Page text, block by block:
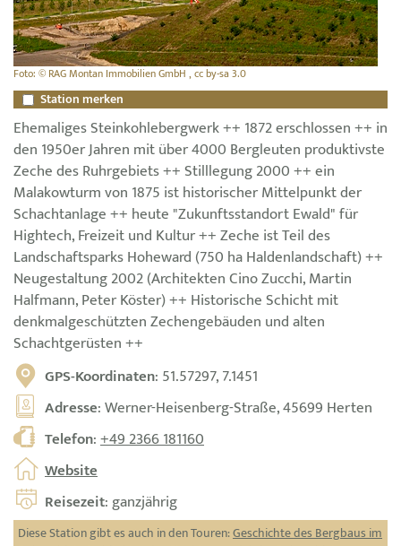
Foto: © RAG Montan Immobilien GmbH , cc by-sa 3.0
Station merken
Ehemaliges Steinkohlebergwerk ++ 1872 erschlossen ++ in
den 1950er Jahren mit über 4000 Bergleuten produktivste
Zeche des Ruhrgebiets ++ Stilllegung 2000 ++ ein
Malakowturm von 1875 ist historischer Mittelpunkt der
Schachtanlage ++ heute "Zukunftsstandort Ewald" für
Hightech, Freizeit und Kultur ++ Zeche ist Teil des
Landschaftsparks Hoheward (750 ha Haldenlandschaft) ++
Neugestaltung 2002 (Architekten Cino Zucchi, Martin
Halfmann, Peter Köster) ++ Historische Schicht mit
denkmalgeschützten Zechengebäuden und alten
Schachtgerüsten ++
GPS-Koordinaten: 51.57297, 7.1451
Adresse: Werner-Heisenberg-Straße, 45699 Herten
Telefon:+49 2366 181160
Website
Reisezeit: ganzjährig
Diese Station gibt es auch in den Touren:Geschichte des Bergbaus im